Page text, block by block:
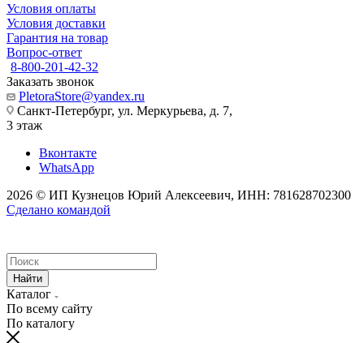
Условия оплаты
Условия доставки
Гарантия на товар
Вопрос-ответ
8-800-201-42-32
Заказать звонок
PletoraStore@yandex.ru
Санкт-Петербург, ул. Меркурьева, д. 7,
3 этаж
Вконтакте
WhatsApp
2026 © ИП Кузнецов Юрий Алексеевич, ИНН: 781628702300
Сделано командой
Найти
Каталог
По всему сайту
По каталогу